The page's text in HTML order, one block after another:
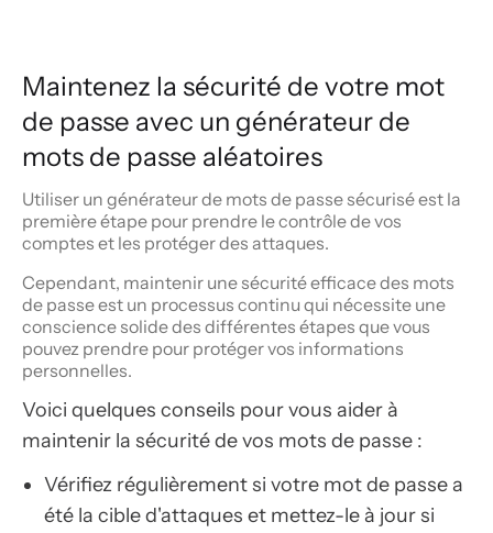
Maintenez la sécurité de votre mot
de passe avec un générateur de
mots de passe aléatoires
Utiliser un générateur de mots de passe sécurisé est la
première étape pour prendre le contrôle de vos
comptes et les protéger des attaques.
Cependant, maintenir une sécurité efficace des mots
de passe est un processus continu qui nécessite une
conscience solide des différentes étapes que vous
pouvez prendre pour protéger vos informations
personnelles.
Voici quelques conseils pour vous aider à
maintenir la sécurité de vos mots de passe :
Vérifiez régulièrement si votre mot de passe a
été la cible d'attaques et mettez-le à jour si